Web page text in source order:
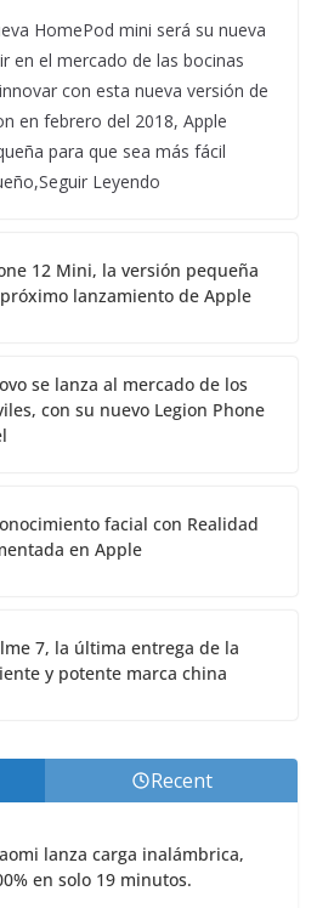
HomePod mini será su nueva
en el mercado de las bocinas
con esta nueva versión de
en febrero del 2018, Apple
para que sea más fácil
Leyendo
12 Mini, la versión pequeña
lanzamiento de Apple
se lanza al mercado de los
con su nuevo Legion Phone
facial con Realidad
en Apple
7, la última entrega de la
y potente marca china
Recent
lanza carga inalámbrica,
en solo 19 minutos.